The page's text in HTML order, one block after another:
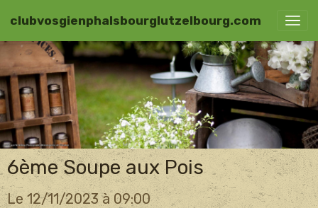
clubvosgienphalsbourglutzelbourg.com
6ème Soupe aux Pois
Le 12/11/2023 à 09:00